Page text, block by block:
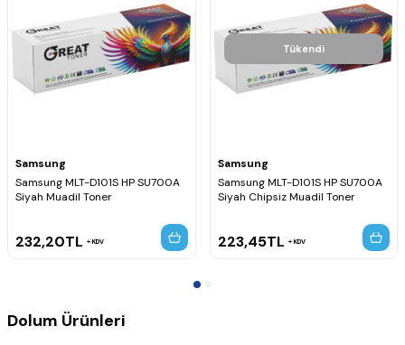
Samsung
Samsung MLT-D101S HP SU700A
Siyah Muadil Toner
232,20TL KDV
Tükendi
Samsung
Samsung MLT-D101S HP SU700A
Siyah Chipsiz Muadil Toner
223,45TL KDV
Dolum Ürünleri